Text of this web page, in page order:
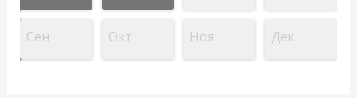
Сен Окт Ноя Дек